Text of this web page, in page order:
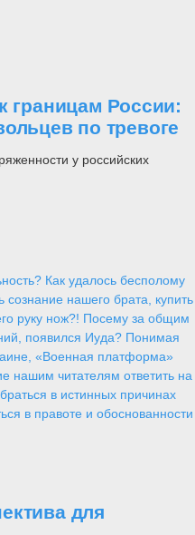
границам России:
по тревоге
у российских
Как удалось бесполому
нашего брата, купить
руку нож?! Посему за общим
появился Иуда? Понимая
«Военная платформа»
нашим читателям ответить на
в истинных причинах
в правоте и обоснованности
для